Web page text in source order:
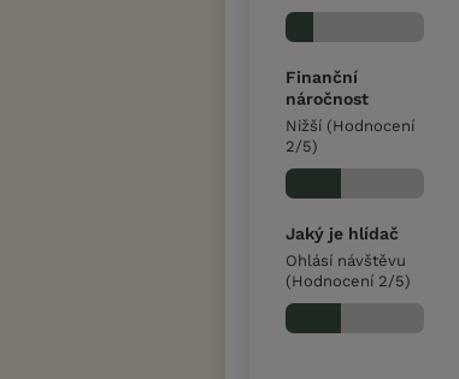
Finanční
náročnost
Nižší (Hodnocení
2/5)
Jaký je hlídač
Ohlásí návštěvu
(Hodnocení 2/5)